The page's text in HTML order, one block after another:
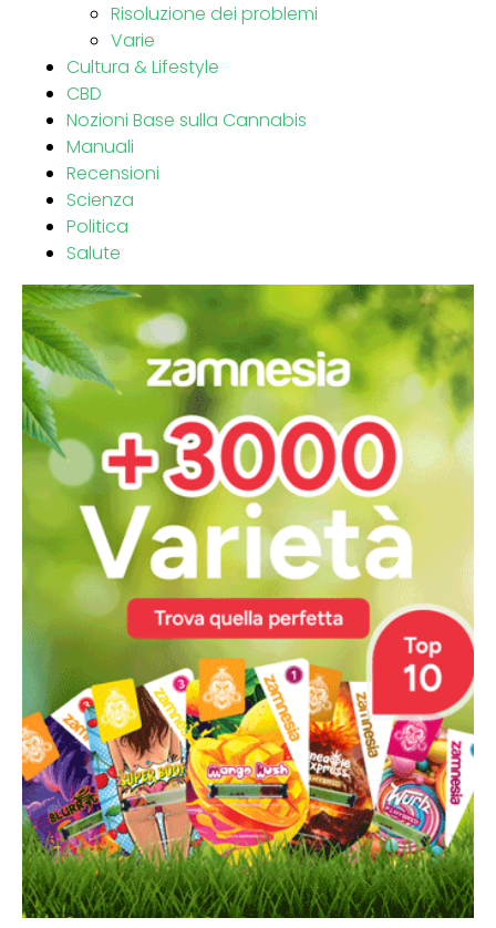
Risoluzione dei problemi
Varie
Cultura & Lifestyle
CBD
Nozioni Base sulla Cannabis
Manuali
Recensioni
Scienza
Politica
Salute